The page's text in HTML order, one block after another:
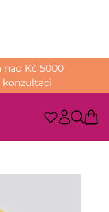
Kč 5000
konzultaci